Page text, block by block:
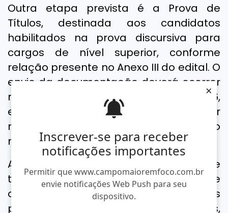
Inscrever-se para receber
notificações importantes
Permitir que www.campomaioremfoco.com.br
envie notificações Web Push para seu
dispositivo.
×
Outra etapa prevista é a Prova de
Títulos, destinada aos candidatos
habilitados na prova discursiva para
cargos de nível superior, conforme
relação presente no Anexo III do edital. O
envio da documentação deverá ocorrer
no período de 01/06/2026 a 02/06/2026,
exclusivamente em formato digital, por
meio de link específico disponibilizado
no
siteda Fundação Carlos Chagas.
A Sesapi reforça a importância de que
todos os candidatos leiam atentamente
o edital completo e suas retificações
para acompanhar os cronogramas,